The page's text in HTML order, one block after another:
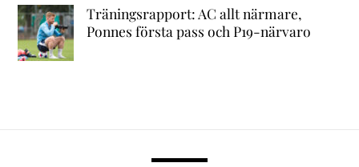
Träningsrapport: AC allt närmare,
Ponnes första pass och P19-närvaro